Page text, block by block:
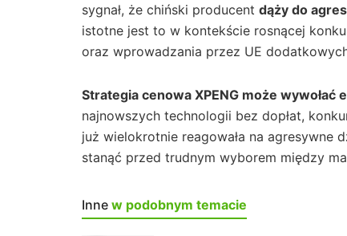
sygnał, że chiński producent dąży do
istotne jest to w kontekście rosnącej
oraz wprowadzania przez UE
Strategia cenowa XPENG może wywołać
najnowszych technologii bez dopłat,
już wielokrotnie reagowała na agresywne
stanąć przed trudnym wyborem między
Inne w podobnym temacie